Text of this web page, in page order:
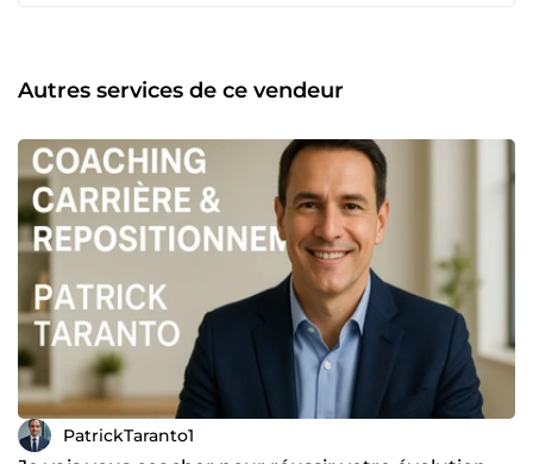
10h/semaine Pourquoi moi ? 35 ans en direction,
recrutement, marketing et stratégie. Missions
résultats — pas de bla-bla. ✅ Résultats concrets attendus :
✔ Vision claire de vos priorités ✔ Argumentaire pro solide
✔ Plan d'action efficace ✔ Recentrage mental et
énergétique 📩 Avant de commander : envoyez-moi un
message décrivant votre situation, je vous confirme la
formule la plus adaptée sous 4h.
Autres services de ce vendeur
PatrickTaranto1